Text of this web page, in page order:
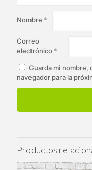
Nombre *
Correo
electrónico *
Guarda mi
navegador para la
Productos